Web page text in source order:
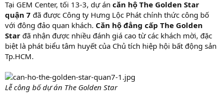
Tại GEM Center, tối 13-3, dự án căn hộ The Golden Star
quận 7 đã được Công ty Hưng Lộc Phát chính thức công bố
với đông đảo quan khách. Căn hộ đẳng cấp The Golden
Star đã nhận được nhiều đánh giá cao từ các khách mời, đặc
biệt là phát biểu tâm huyết của Chủ tích hiệp hội bất động sản
Tp.HCM.
Lễ công bố dự án The Golden Star